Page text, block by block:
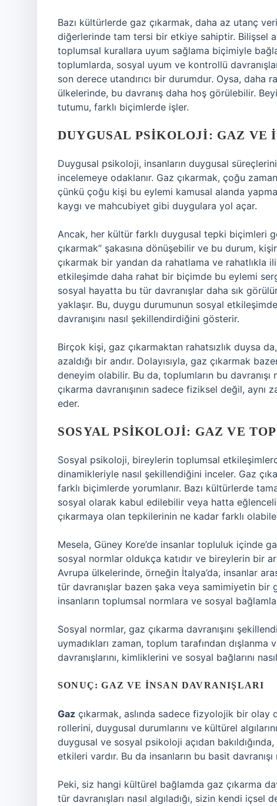
Bazı kültürlerde gaz çıkarmak, daha az utanç
diğerlerinde tam tersi bir etkiye sahiptir. Bilişsel
toplumsal kurallara uyum sağlama biçimiyle
toplumlarda, sosyal uyum ve kontrollü
son derece utandırıcı bir durumdur. Oysa, daha
ülkelerinde, bu davranış daha hoş görülebilir.
tutumu, farklı biçimlerde işler.
DUYGUSAL PSIKOLOJI: GAZ VE
Duygusal psikoloji, insanların duygusal
incelemeye odaklanır. Gaz çıkarmak, çoğu
çünkü çoğu kişi bu eylemi kamusal alanda
kaygı ve mahcubiyet gibi duygulara yol açar.
Ancak, her kültür farklı duygusal tepki biçimleri
çıkarmak” şakasına dönüşebilir ve bu durum,
çıkarmak bir yandan da rahatlama ve rahatlıkla
etkileşimde daha rahat bir biçimde bu eylemi
sosyal hayatta bu tür davranışlar daha sık
yaklaşır. Bu, duygu durumunun sosyal
davranışını nasıl şekillendirdiğini gösterir.
Birçok kişi, gaz çıkarmaktan rahatsızlık duysa
azaldığı bir andır. Dolayısıyla, gaz çıkarmak
deneyim olabilir. Bu da, toplumların bu davranışı
çıkarma davranışının sadece fiziksel değil,
eder.
SOSYAL PSIKOLOJI: GAZ VE
Sosyal psikoloji, bireylerin toplumsal
dinamikleriyle nasıl şekillendiğini inceler. Gaz
farklı biçimlerde yorumlanır. Bazı kültürlerde
sosyal olarak kabul edilebilir veya hatta
çıkarmaya olan tepkilerinin ne kadar farklı
Mesela, Güney Kore’de insanlar topluluk içinde
sosyal normlar oldukça katıdır ve bireylerin bir
Avrupa ülkelerinde, örneğin İtalya’da, insanlar
tür davranışlar bazen şaka veya samimiyetin
insanların toplumsal normlara ve sosyal
Sosyal normlar, gaz çıkarma davranışını
uymadıkları zaman, toplum tarafından
davranışlarını, kimliklerini ve sosyal bağlarını
SONUÇ: GAZ VE İNSAN DAVRANIŞLARI
Gaz çıkarmak, aslında sadece fizyolojik bir
rollerini, duygusal durumlarını ve kültürel
duygusal ve sosyal psikoloji açıdan
etkileri vardır. Bu da insanların bu basit
Peki, siz hangi kültürel bağlamda gaz çıkarma
tür davranışları nasıl algıladığı, sizin kendi